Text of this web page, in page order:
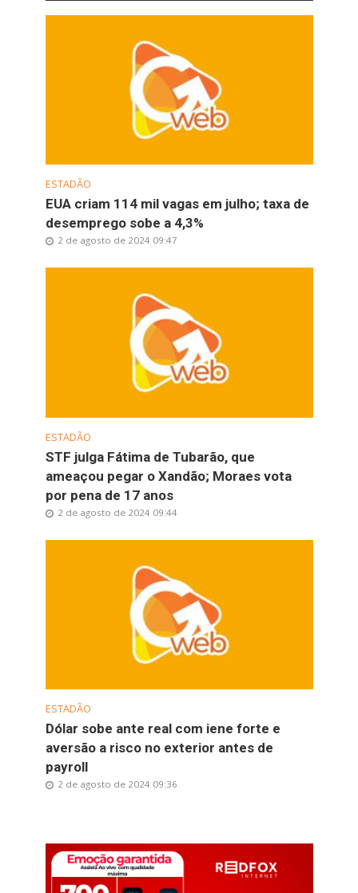
ESTADÃO
EUA criam 114 mil vagas em julho; taxa de
desemprego sobe a 4,3%
2 de agosto de 2024 09:47
ESTADÃO
STF julga Fátima de Tubarão, que
ameaçou pegar o Xandão; Moraes vota
por pena de 17 anos
2 de agosto de 2024 09:44
ESTADÃO
Dólar sobe ante real com iene forte e
aversão a risco no exterior antes de
payroll
2 de agosto de 2024 09:36